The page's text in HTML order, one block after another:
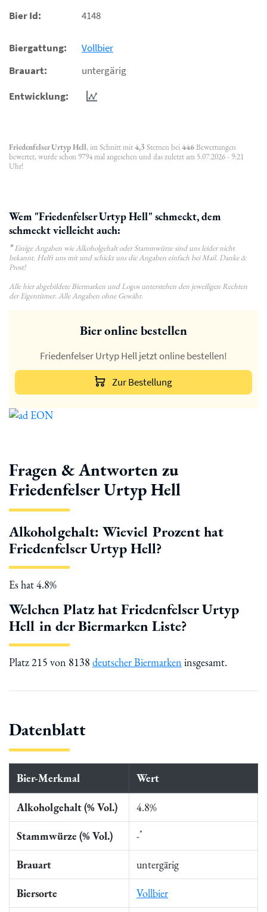
Bier Id: 4148
Biergattung:
Vollbier
Brauart:
untergärig
Entwicklung:
Friedenfelser Urtyp Hell, im Schnitt mit4,3 Sternen bei446Bewertungen
bewertet, wurde schon 9794 mal angesehen und das zuletzt am 5.07.2026 - 9:21
Uhr!
Wem "Friedenfelser Urtyp Hell" schmeckt, dem
schmeckt vielleicht auch:
*Einige Angaben wie Alkoholgehalt oder Stammwürze sind uns leider nicht
bekannt. Helft uns mit und schickt uns die Angaben einfach bei Mail. Danke &
Prost!
Alle hier abgebildete Biermarken und Logos unterstehen den jeweiligen Rechten
der Eigentümer. Alle Angaben ohne Gewähr.
Bier online bestellen
Friedenfelser Urtyp Hell jetzt online bestellen!
Zur Bestellung
Fragen & Antworten zu
Friedenfelser Urtyp Hell
Alkoholgehalt: Wieviel Prozent hat
Friedenfelser Urtyp Hell?
Es hat 4.8%
Welchen Platz hat Friedenfelser Urtyp
Hell in der Biermarken Liste?
Platz 215 von 8138 deutscher Biermarken insgesamt.
Datenblatt
Bier-Merkmal Wert
Alkoholgehalt (% Vol.) 4.8%
Stammwürze (% Vol.) -*
Brauart untergärig
Biersorte Vollbier